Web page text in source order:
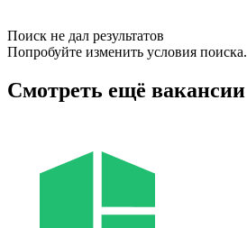
Поиск не дал результатов
Попробуйте изменить условия поиска.
Смотреть ещё вакансии